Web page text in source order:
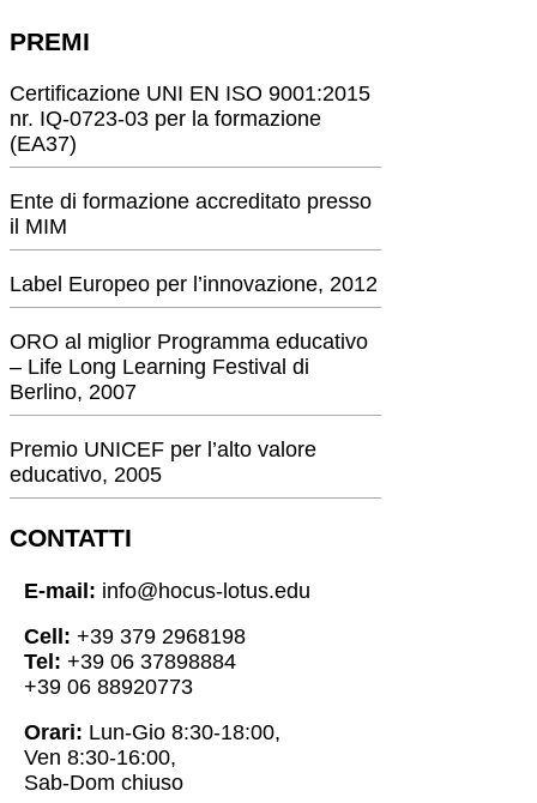
PREMI
Certificazione UNI EN ISO 9001:2015
nr. IQ-0723-03 per la formazione
(EA37)
Ente di formazione accreditato presso
il MIM
Label Europeo per l’innovazione, 2012
ORO al miglior Programma educativo
– Life Long Learning Festival di
Berlino, 2007
Premio UNICEF per l’alto valore
educativo, 2005
CONTATTI
E-mail: info@hocus-lotus.edu
Cell: +39 379 2968198
Tel: +39 06 37898884
+39 06 88920773
Orari: Lun-Gio 8:30-18:00,
Ven 8:30-16:00,
Sab-Dom chiuso